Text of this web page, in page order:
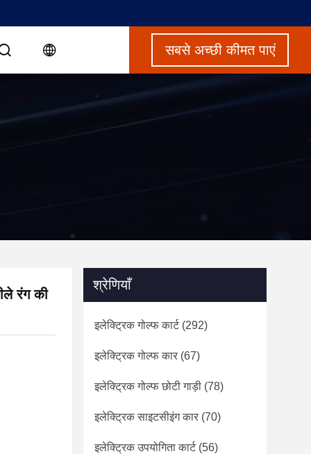
सबसे अच्छी कीमत पाएं
रंग की
श्रेणियाँ
इलेक्ट्रिक गोल्फ कार्ट(292)
इलेक्ट्रिक गोल्फ कार (67)
इलेक्ट्रिक गोल्फ छोटी गाड़ी (78)
इलेक्ट्रिक साइटसीइंग कार (70)
इलेक्ट्रिक उपयोगिता कार्ट(56)